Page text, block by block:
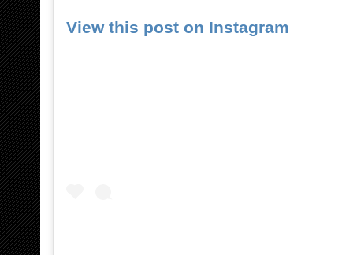
View this post on Instagram